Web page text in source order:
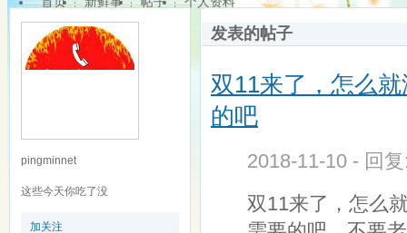
pingminnet
这些今天你吃了没
加关注
发表的帖子
双11来了，怎么
的吧
2018-11-10 - 回
双11来了，怎么